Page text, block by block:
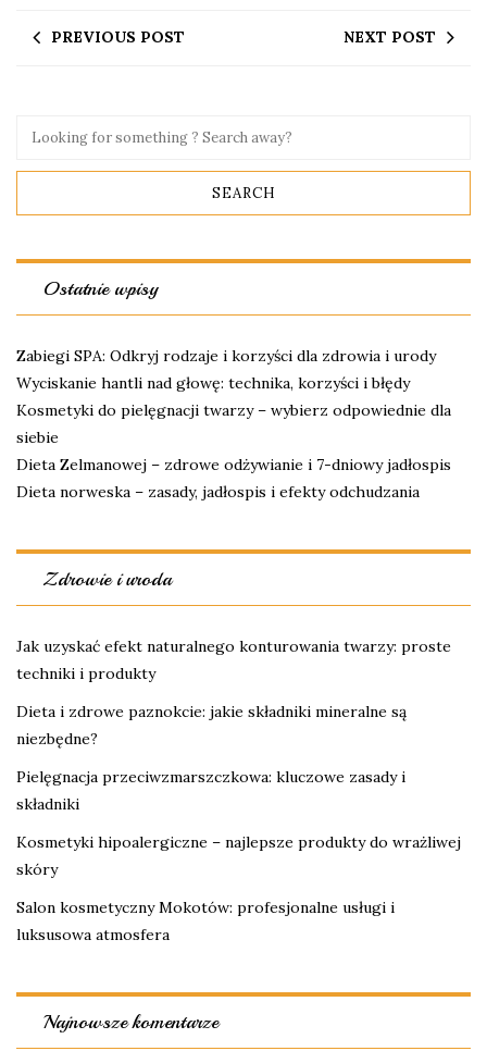
PREVIOUS POST NEXT POST
Ostatnie wpisy
Zabiegi SPA: Odkryj rodzaje i korzyści dla zdrowia i urody
Wyciskanie hantli nad głowę: technika, korzyści i błędy
Kosmetyki do pielęgnacji twarzy – wybierz odpowiednie dla
siebie
Dieta Zelmanowej – zdrowe odżywianie i 7-dniowy jadłospis
Dieta norweska – zasady, jadłospis i efekty odchudzania
Zdrowie i uroda
Jak uzyskać efekt naturalnego konturowania twarzy: proste
techniki i produkty
Dieta i zdrowe paznokcie: jakie składniki mineralne są
niezbędne?
Pielęgnacja przeciwzmarszczkowa: kluczowe zasady i
składniki
Kosmetyki hipoalergiczne – najlepsze produkty do wrażliwej
skóry
Salon kosmetyczny Mokotów: profesjonalne usługi i
luksusowa atmosfera
Najnowsze komentarze